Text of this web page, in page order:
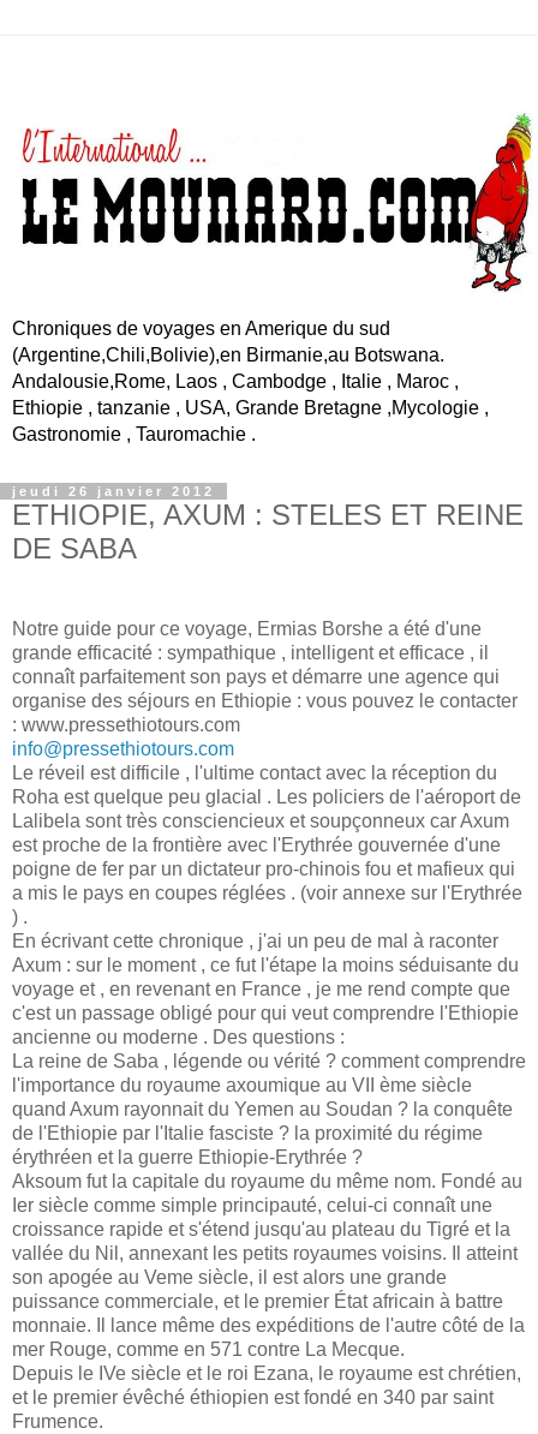
Chroniques de voyages en Amerique du sud
(Argentine,Chili,Bolivie),en Birmanie,au Botswana.
Andalousie,Rome, Laos , Cambodge , Italie , Maroc ,
Ethiopie , tanzanie , USA, Grande Bretagne ,Mycologie ,
Gastronomie , Tauromachie .
jeudi 26 janvier 2012
ETHIOPIE, AXUM : STELES ET REINE
DE SABA
Notre guide pour ce voyage, Ermias Borshe a été d'une
grande efficacité : sympathique , intelligent et efficace , il
connaît parfaitement son pays et démarre une agence qui
organise des séjours en Ethiopie : vous pouvez le contacter
: www.pressethiotours.com
info@pressethiotours.com
Le réveil est difficile , l'ultime contact avec la réception du
Roha est quelque peu glacial . Les policiers de l'aéroport de
Lalibela sont très consciencieux et soupçonneux car Axum
est proche de la frontière avec l'Erythrée gouvernée d'une
poigne de fer par un dictateur pro-chinois fou et mafieux qui
a mis le pays en coupes réglées . (voir annexe sur l'Erythrée
) .
En écrivant cette chronique , j'ai un peu de mal à raconter
Axum : sur le moment , ce fut l'étape la moins séduisante du
voyage et , en revenant en France , je me rend compte que
c'est un passage obligé pour qui veut comprendre l'Ethiopie
ancienne ou moderne . Des questions :
La reine de Saba , légende ou vérité ? comment comprendre
l'importance du royaume axoumique au VII ème siècle
quand Axum rayonnait du Yemen au Soudan ? la conquête
de l'Ethiopie par l'Italie fasciste ? la proximité du régime
érythréen et la guerre Ethiopie-Erythrée ?
Aksoum fut la capitale du royaume du même nom. Fondé au
Ier siècle comme simple principauté, celui-ci connaît une
croissance rapide et s'étend jusqu'au plateau du Tigré et la
vallée du Nil, annexant les petits royaumes voisins. Il atteint
son apogée au Veme siècle, il est alors une grande
puissance commerciale, et le premier État africain à battre
monnaie. Il lance même des expéditions de l'autre côté de la
mer Rouge, comme en 571 contre La Mecque.
Depuis le IVe siècle et le roi Ezana, le royaume est chrétien,
et le premier évêché éthiopien est fondé en 340 par saint
Frumence.